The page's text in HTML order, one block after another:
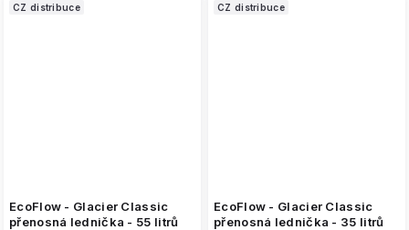
CZ distribuce
EcoFlow - Glacier Classic
přenosná lednička - 55 litrů
CZ distribuce
EcoFlow - Glacier Classic
přenosná lednička - 35 litrů